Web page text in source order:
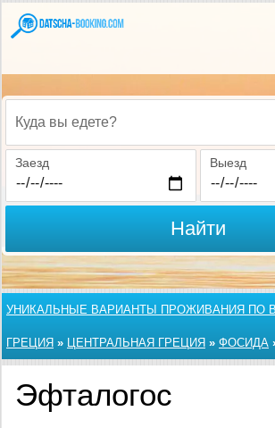
Куда вы едете?
Заезд Выезд
Найти
УНИКАЛЬНЫЕ ВАРИАНТЫ ПРОЖИВАНИЯ ПО
ГРЕЦИЯ » ЦЕНТРАЛЬНАЯ ГРЕЦИЯ » ФОСИДА
Эфталогос